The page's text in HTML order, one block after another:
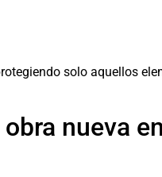
solo aquellos
nueva